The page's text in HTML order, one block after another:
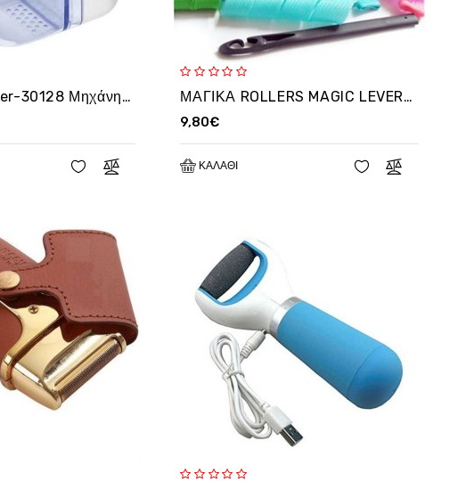
Fusselentferner-30128 Μηχάνημα αφαίρεσης κόμπων για μάλλινα ρούχα ΜΑΓΙΚΑ ROLLERS MAGIC LEVERAGE ΓΙΑ ΤΕΛΕΙΕΣ ΜΠΟΥΚΛΕΣ
9,80€
ΚΑΛΆΘΙ